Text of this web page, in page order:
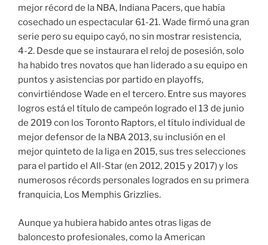
mejor récord de la NBA, Indiana Pacers, que había
cosechado un espectacular 61-21. Wade firmó una gran
serie pero su equipo cayó, no sin mostrar resistencia,
4-2. Desde que se instaurara el reloj de posesión, solo
ha habido tres novatos que han liderado a su equipo en
puntos y asistencias por partido en playoffs,
convirtiéndose Wade en el tercero. Entre sus mayores
logros está el título de campeón logrado el 13 de junio
de 2019 con los Toronto Raptors, el título individual de
mejor defensor de la NBA 2013, su inclusión en el
mejor quinteto de la liga en 2015, sus tres selecciones
para el partido el All-Star (en 2012, 2015 y 2017) y los
numerosos récords personales logrados en su primera
franquicia, Los Memphis Grizzlies.
Aunque ya hubiera habido antes otras ligas de
baloncesto profesionales, como la American